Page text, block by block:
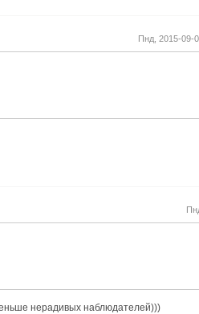
Пнд, 2015-09-
нерадивых наблюдателей)))